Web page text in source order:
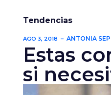
Tendencias
AGO 3, 2018 ANTONIA
Estas
si